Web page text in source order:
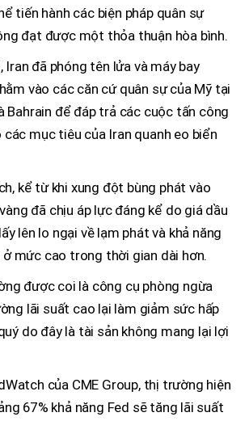
tiến hành các biện pháp quân sự
đạt được một thỏa thuận hòa bình.
Iran đã phóng tên lửa và máy bay
vào các căn cứ quân sự của Mỹ tại
Bahrain để đáp trả các cuộc tấn công
các mục tiêu của Iran quanh eo biển
kể từ khi xung đột bùng phát vào
đã chịu áp lực đáng kể do giá dầu
lên lo ngại về lạm phát và khả năng
mức cao trong thời gian dài hơn.
được coi là công cụ phòng ngừa
lãi suất cao lại làm giảm sức hấp
do đây là tài sản không mang lại lợi
của CME Group, thị trường hiện
67% khả năng Fed sẽ tăng lãi suất